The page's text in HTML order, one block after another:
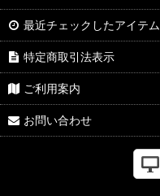
最近チェックしたアイテム
特定商取引法表示
ご利用案内
お問い合わせ